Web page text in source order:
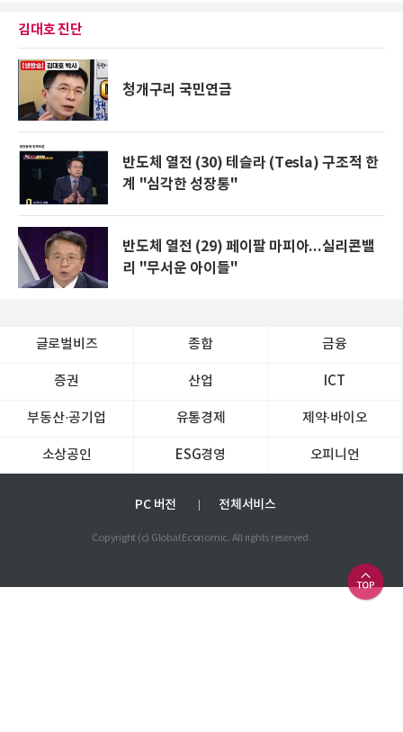
김대호 진단
청개구리 국민연금
반도체 열전 (30) 테슬라 (Tesla) 구조적 한
계 "심각한 성장통"
반도체 열전 (29) 페이팔 마피아...실리콘밸
리 "무서운 아이들"
글로벌비즈 종합 금융
증권 산업 ICT
부동산·공기업 유통경제 제약∙바이오
소상공인 ESG경영 오피니언
PC 버전 전체서비스
Copyright (c) Global Economic. All rights reserved.